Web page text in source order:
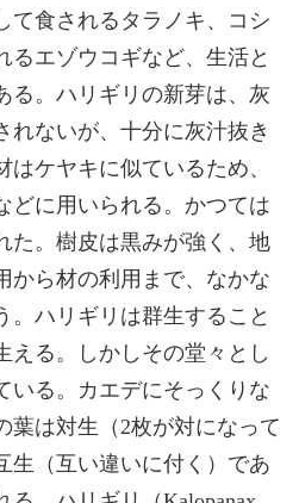
て食されるタラノキ、コシ
るエゾウコギなど、生活と
る。ハリギリの新芽は、灰
れないが、十分に灰汁抜き
ケヤキに似ているため、
どに用いられる。かつては
た。樹皮は黒みが強く、地
から材の利用まで、なかな
。ハリギリは群生すること
える。しかしその堂々とし
いる。カエデにそっくりな
葉は対生（2枚が対になって
生（互い違いに付く）であ